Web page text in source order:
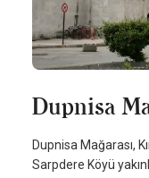
Dupnisa
Dupnisa Mağarası,
Sarpdere Köyü